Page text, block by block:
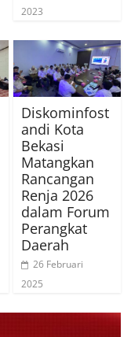
2023
Diskominfost
andi Kota
Bekasi
Matangkan
Rancangan
Renja 2026
dalam Forum
Perangkat
Daerah
26 Februari
2025